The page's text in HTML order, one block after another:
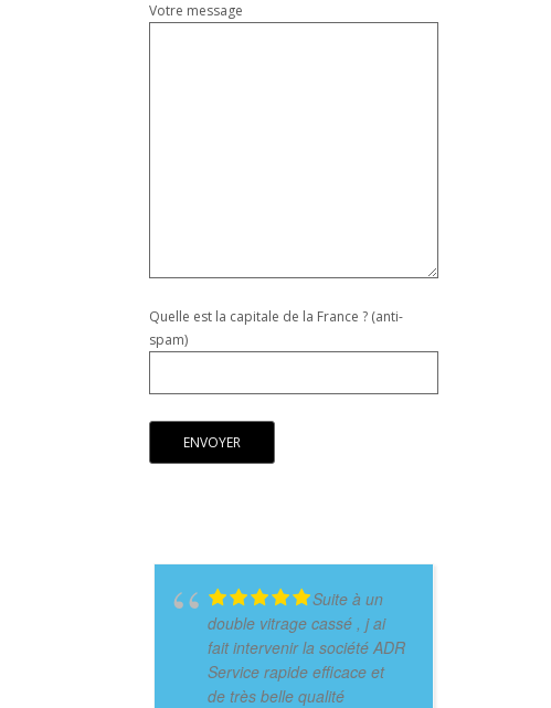
Votre message
Quelle est la capitale de la France ? (anti-
spam)
Suite à un
double vitrage cassé , j ai
fait intervenir la société ADR
Service rapide efficace et
de très belle qualité